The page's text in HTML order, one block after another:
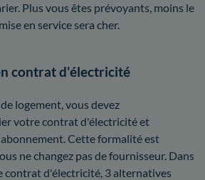
Plus vous êtes prévoyants, moins le
en service sera cher.
contrat d'électricité
logement, vous devez
votre contrat d'électricité et
Cette formalité est
ne changez pas de fournisseur. Dans
contrat d'électricité, 3 alternatives